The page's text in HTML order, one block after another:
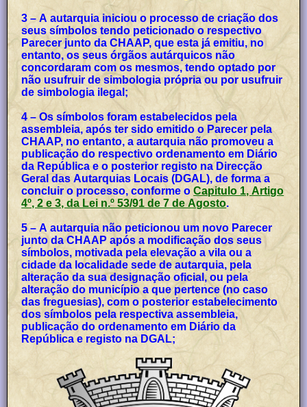
3 – A autarquia iniciou o processo de criação dos
seus símbolos tendo peticionado o respectivo
Parecer junto da CHAAP, que esta já emitiu, no
entanto, os seus órgãos autárquicos não
concordaram com os mesmos, tendo optado por
não usufruir de simbologia própria ou por usufruir
de simbologia ilegal;
4 – Os símbolos foram estabelecidos pela
assembleia, após ter sido emitido o Parecer pela
CHAAP, no entanto, a autarquia não promoveu a
publicação do respectivo ordenamento em Diário
da República e o posterior registo na Direcção
Geral das Autarquias Locais (DGAL), de forma a
concluir o processo, conforme oCapitulo 1, Artigo
4º, 2 e 3, da Lei n.º 53/91 de 7 de Agosto.
5 – A autarquia não peticionou um novo Parecer
junto da CHAAP após a modificação dos seus
símbolos, motivada pela elevação a vila ou a
cidade da localidade sede de autarquia, pela
alteração da sua designação oficial, ou pela
alteração do município a que pertence (no caso
das freguesias), com o posterior estabelecimento
dos símbolos pela respectiva assembleia,
publicação do ordenamento em Diário da
República e registo na DGAL;